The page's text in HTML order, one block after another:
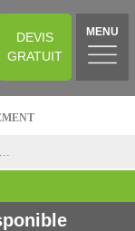
DEVIS
GRATUIT
MENU